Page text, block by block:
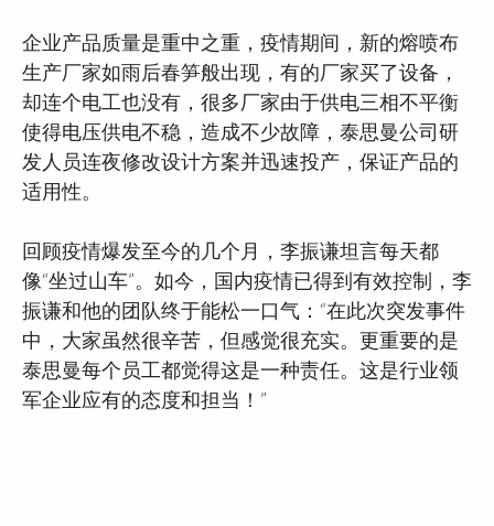
企业产品质量是重中之重，疫情期间，新的熔喷布
生产厂家如雨后春笋般出现，有的厂家买了设备，
却连个电工也没有，很多厂家由于供电三相不平衡
使得电压供电不稳，造成不少故障，泰思曼公司研
发人员连夜修改设计方案并迅速投产，保证产品的
适用性。
回顾疫情爆发至今的几个月，李振谦坦言每天都
像“坐过山车”。如今，国内疫情已得到有效控制，李
振谦和他的团队终于能松一口气：“在此次突发事件
中，大家虽然很辛苦，但感觉很充实。更重要的是
泰思曼每个员工都觉得这是一种责任。这是行业领
军企业应有的态度和担当！”